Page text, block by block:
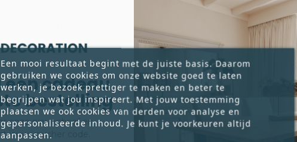
te verblinden
in de ruimte
loopt sierlijk langs de onderrand en geeft je raam
en combineert moeiteloos met diverse woonstijlen.
Een mooi resultaat begint met de juiste basis. Daarom
gebruiken we cookies om onze website goed te laten
werken, je bezoek prettiger te maken en beter te
begrijpen wat jou inspireert. Met jouw toestemming
plaatsen we ook cookies van derden voor analyse en
gepersonaliseerde inhoud. Je kunt je voorkeuren altijd
aanpassen.
cadeau
bestelling
onze nieuwsbrief en
jouw voucher code.